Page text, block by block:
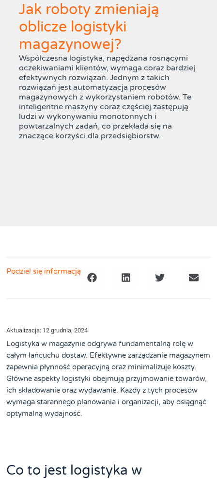
Jak roboty zmieniają
oblicze logistyki
magazynowej?
Współczesna logistyka, napędzana rosnącymi
oczekiwaniami klientów, wymaga coraz bardziej
efektywnych rozwiązań. Jednym z takich
rozwiązań jest automatyzacja procesów
magazynowych z wykorzystaniem robotów. Te
inteligentne maszyny coraz częściej zastępują
ludzi w wykonywaniu monotonnych i
powtarzalnych zadań, co przekłada się na
znaczące korzyści dla przedsiębiorstw.
Podziel się informacją
Aktualizacja: 12 grudnia, 2024
Logistyka w magazynie odgrywa fundamentalną rolę w
całym łańcuchu dostaw. Efektywne zarządzanie magazynem
zapewnia płynność operacyjną oraz minimalizuje koszty.
Główne aspekty logistyki obejmują przyjmowanie towarów,
ich składowanie oraz wydawanie. Każdy z tych procesów
wymaga starannego planowania i organizacji, aby osiągnąć
optymalną wydajność.
Co to jest logistyka w